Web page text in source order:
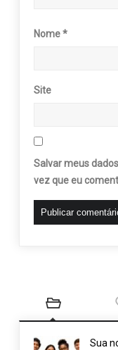
Nome*
Site
Salvar meus
vez que eu
Sua